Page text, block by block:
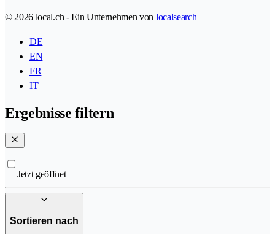
© 2026 local.ch - Ein Unternehmen von localsearch
DE
EN
FR
IT
Ergebnisse filtern
Jetzt geöffnet
Sortieren nach